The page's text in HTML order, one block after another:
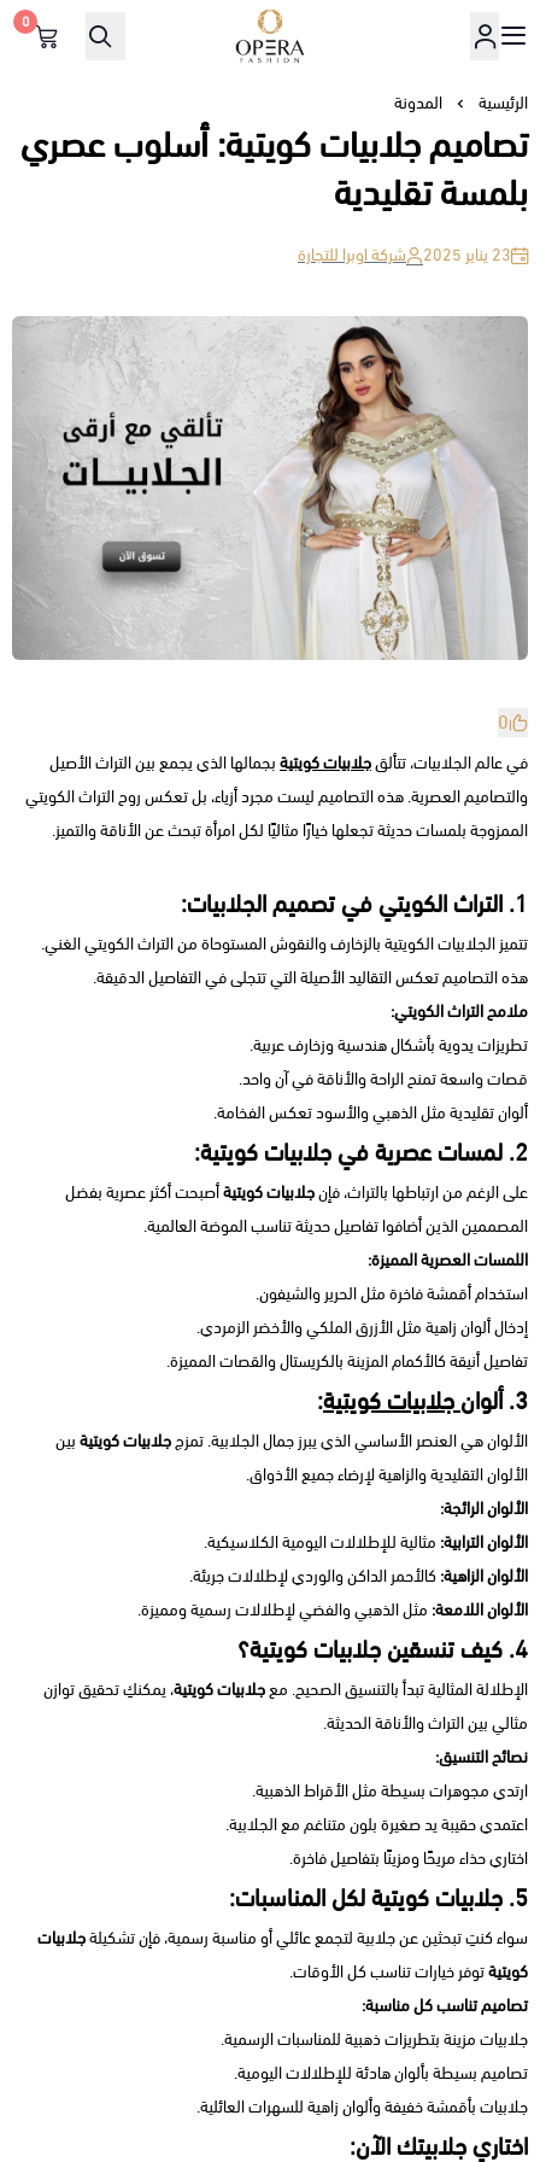
أوبرا فاشن
0
الرئيسية المدونة
تصاميم جلابيات كويتية: أسلوب عصري
بلمسة تقليدية
23 يناير 2025 شركة اوبرا للتجارة
0
في عالم الجلابيات، تتألقجلابيات كويتيةبجمالها الذي يجمع بين التراث الأصيل
والتصاميم العصرية. هذه التصاميم ليست مجرد أزياء، بل تعكس روح التراث الكويتي
الممزوجة بلمسات حديثة تجعلها خيارًا مثاليًا لكل امرأة تبحث عن الأناقة والتميز.
1. التراث الكويتي في تصميم الجلابيات:
تتميز الجلابيات الكويتية بالزخارف والنقوش المستوحاة من التراث الكويتي الغني.
هذه التصاميم تعكس التقاليد الأصيلة التي تتجلى في التفاصيل الدقيقة.
ملامح التراث الكويتي:
تطريزات يدوية بأشكال هندسية وزخارف عربية.
قصات واسعة تمنح الراحة والأناقة في آن واحد.
ألوان تقليدية مثل الذهبي والأسود تعكس الفخامة.
2. لمسات عصرية في جلابيات كويتية:
على الرغم من ارتباطها بالتراث، فإنجلابيات كويتيةأصبحت أكثر عصرية بفضل
المصممين الذين أضافوا تفاصيل حديثة تناسب الموضة العالمية.
اللمسات العصرية المميزة:
استخدام أقمشة فاخرة مثل الحرير والشيفون.
إدخال ألوان زاهية مثل الأزرق الملكي والأخضر الزمردي.
تفاصيل أنيقة كالأكمام المزينة بالكريستال والقصات المميزة.
3. ألوان جلابيات كويتية:
الألوان هي العنصر الأساسي الذي يبرز جمال الجلابية. تمزججلابيات كويتيةبين
الألوان التقليدية والزاهية لإرضاء جميع الأذواق.
الألوان الرائجة:
الألوان الترابية: مثالية للإطلالات اليومية الكلاسيكية.
الألوان الزاهية:كالأحمر الداكن والوردي لإطلالات جريئة.
الألوان اللامعة: مثل الذهبي والفضي لإطلالات رسمية ومميزة.
4. كيف تنسقين جلابيات كويتية؟
الإطلالة المثالية تبدأ بالتنسيق الصحيح. معجلابيات كويتية، يمكنكِ تحقيق توازن
مثالي بين التراث والأناقة الحديثة.
نصائح التنسيق:
ارتدي مجوهرات بسيطة مثل الأقراط الذهبية.
اعتمدي حقيبة يد صغيرة بلون متناغم مع الجلابية.
اختاري حذاء مريحًا ومزينًا بتفاصيل فاخرة.
5. جلابيات كويتية لكل المناسبات:
سواء كنتِ تبحثين عن جلابية لتجمع عائلي أو مناسبة رسمية، فإن تشكيلةجلابيات
كويتيةتوفر خيارات تناسب كل الأوقات.
تصاميم تناسب كل مناسبة:
جلابيات مزينة بتطريزات ذهبية للمناسبات الرسمية.
تصاميم بسيطة بألوان هادئة للإطلالات اليومية.
جلابيات بأقمشة خفيفة وألوان زاهية للسهرات العائلية.
اختاري جلابيتك الآن: